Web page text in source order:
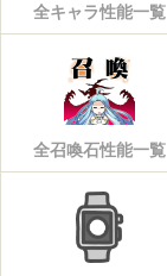
全キャラ性能一覧
全召喚石性能一覧